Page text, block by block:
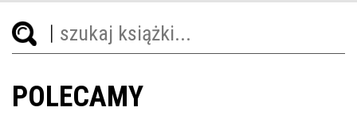
POLECAMY